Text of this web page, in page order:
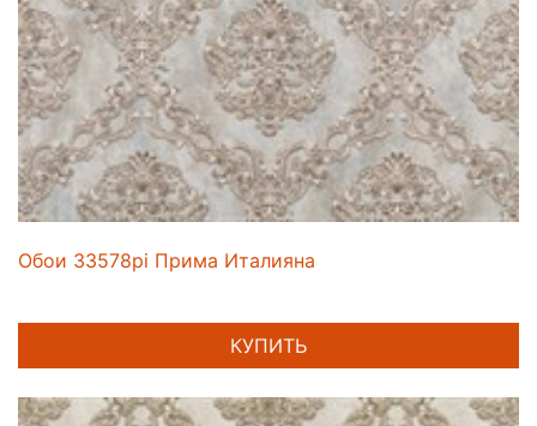
Обои 33578pi Прима Италияна
КУПИТЬ